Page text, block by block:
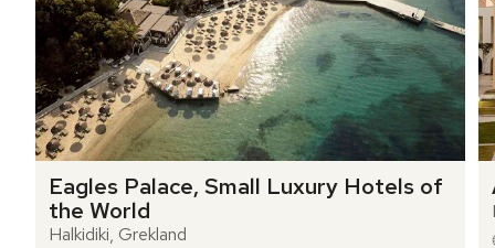
Eagles Palace, Small Luxury Hotels of
the World
Halkidiki, Grekland